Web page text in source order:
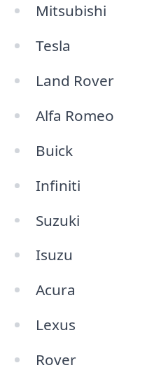
Mitsubishi
Tesla
Land Rover
Alfa Romeo
Buick
Infiniti
Suzuki
Isuzu
Acura
Lexus
Rover